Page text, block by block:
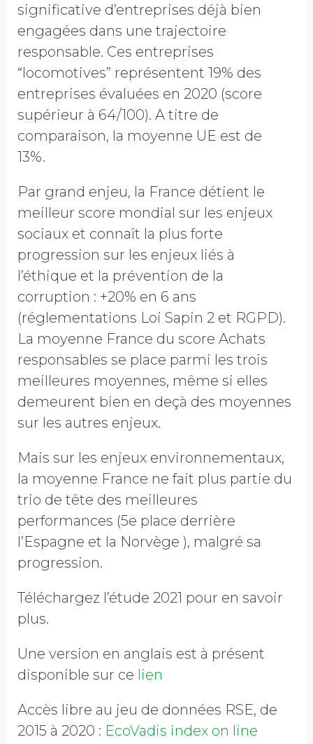
significative d’entreprises déjà bien
engagées dans une trajectoire
responsable. Ces entreprises
“locomotives” représentent 19% des
entreprises évaluées en 2020 (score
supérieur à 64/100). A titre de
comparaison, la moyenne UE est de
13%.
Par grand enjeu, la France détient le
meilleur score mondial sur les enjeux
sociaux et connaît la plus forte
progression sur les enjeux liés à
l’éthique et la prévention de la
corruption : +20% en 6 ans
(réglementations Loi Sapin 2 et RGPD).
La moyenne France du score Achats
responsables se place parmi les trois
meilleures moyennes, même si elles
demeurent bien en deçà des moyennes
sur les autres enjeux.
Mais sur les enjeux environnementaux,
la moyenne France ne fait plus partie du
trio de tête des meilleures
performances (5e place derrière
l’Espagne et la Norvège ), malgré sa
progression.
Téléchargez l’étude 2021 pour en savoir
plus.
Une version en anglais est à présent
disponible sur ce lien
Accès libre au jeu de données RSE, de
2015 à 2020 : EcoVadis index on line